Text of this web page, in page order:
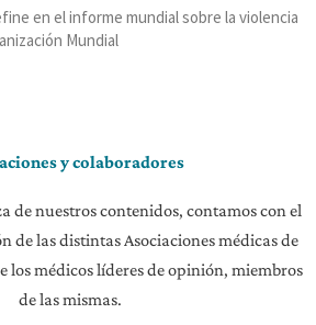
en el informe mundial sobre la violencia
Mundial
y colaboradores
de nuestros contenidos, contamos con el
de las distintas Asociaciones médicas de
los médicos líderes de opinión, miembros
de las mismas.